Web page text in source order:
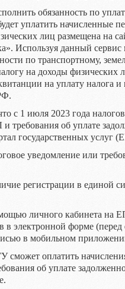
обязанность по
уплатить начисленные
лиц размещена на
Используя данный
по транспортному,
на доходы физических
на уплату
с 1 июля 2023 года
требования об уплате
государственных услуг
уведомление или
регистрации в единой
личного кабинета на
в электронной форме
в мобильном
сможет оплатить
об уплате